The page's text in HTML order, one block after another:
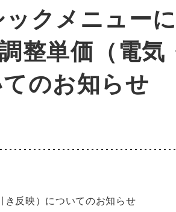
ックメニュー
整単価（電
のお知らせ
き反映）についてのお知らせ